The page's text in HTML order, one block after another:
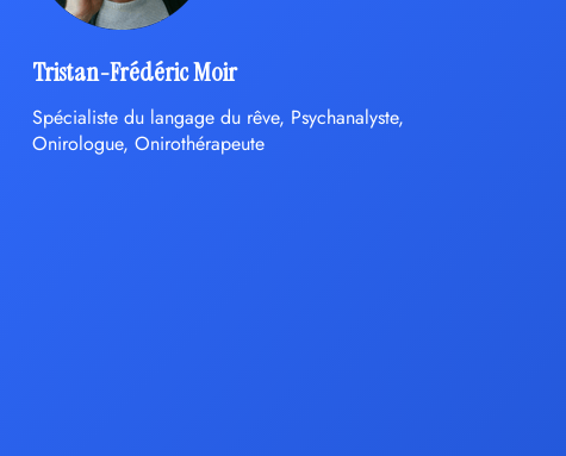
Tristan-Frédéric Moir
Spécialiste du langage du rêve, Psychanalyste,
Onirologue, Onirothérapeute